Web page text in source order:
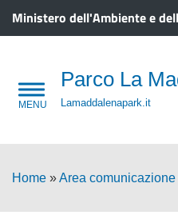
Ministero dell'Ambiente e
Parco La
Lamaddalenapark.it
Home »Area comunicazione